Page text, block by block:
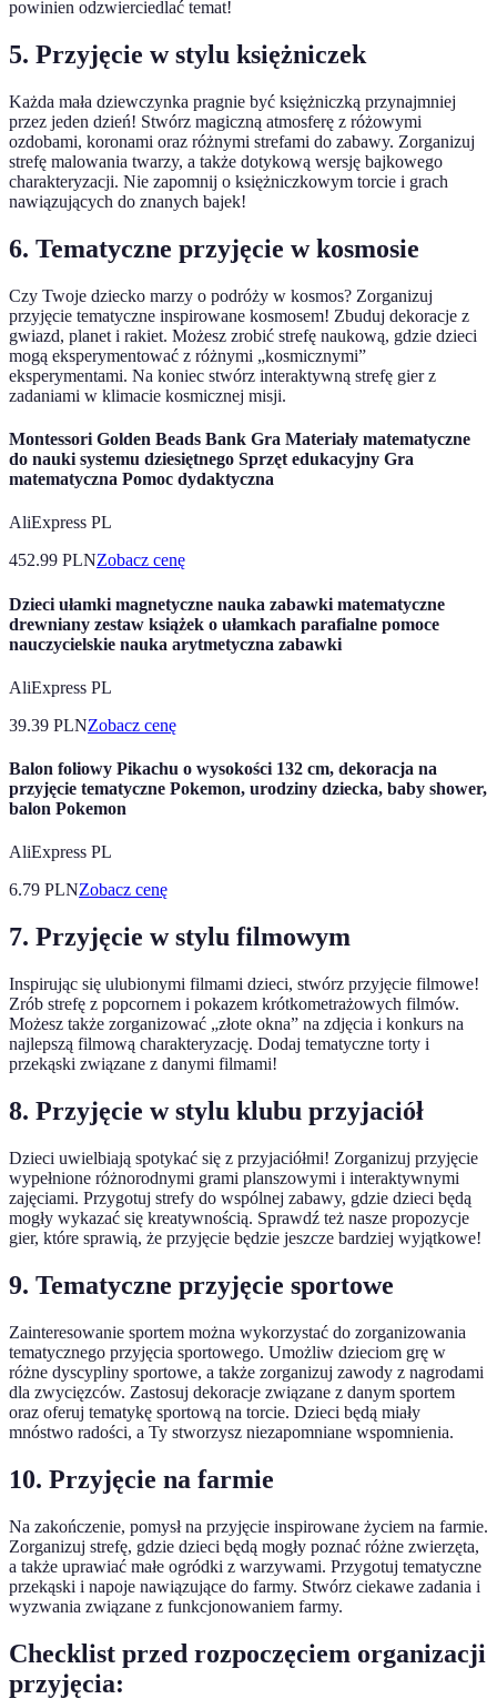
powinien odzwierciedlać temat!
5. Przyjęcie w stylu księżniczek
Każda mała dziewczynka pragnie być księżniczką przynajmniej
przez jeden dzień! Stwórz magiczną atmosferę z różowymi
ozdobami, koronami oraz różnymi strefami do zabawy. Zorganizuj
strefę malowania twarzy, a także dotykową wersję bajkowego
charakteryzacji. Nie zapomnij o księżniczkowym torcie i grach
nawiązujących do znanych bajek!
6. Tematyczne przyjęcie w kosmosie
Czy Twoje dziecko marzy o podróży w kosmos? Zorganizuj
przyjęcie tematyczne inspirowane kosmosem! Zbuduj dekoracje z
gwiazd, planet i rakiet. Możesz zrobić strefę naukową, gdzie dzieci
mogą eksperymentować z różnymi „kosmicznymi”
eksperymentami. Na koniec stwórz interaktywną strefę gier z
zadaniami w klimacie kosmicznej misji.
Montessori Golden Beads Bank Gra Materiały matematyczne
do nauki systemu dziesiętnego Sprzęt edukacyjny Gra
matematyczna Pomoc dydaktyczna
AliExpress PL
452.99 PLNZobacz cenę
Dzieci ułamki magnetyczne nauka zabawki matematyczne
drewniany zestaw książek o ułamkach parafialne pomoce
nauczycielskie nauka arytmetyczna zabawki
AliExpress PL
39.39 PLNZobacz cenę
Balon foliowy Pikachu o wysokości 132 cm, dekoracja na
przyjęcie tematyczne Pokemon, urodziny dziecka, baby shower,
balon Pokemon
AliExpress PL
6.79 PLNZobacz cenę
7. Przyjęcie w stylu filmowym
Inspirując się ulubionymi filmami dzieci, stwórz przyjęcie filmowe!
Zrób strefę z popcornem i pokazem krótkometrażowych filmów.
Możesz także zorganizować „złote okna” na zdjęcia i konkurs na
najlepszą filmową charakteryzację. Dodaj tematyczne torty i
przekąski związane z danymi filmami!
8. Przyjęcie w stylu klubu przyjaciół
Dzieci uwielbiają spotykać się z przyjaciółmi! Zorganizuj przyjęcie
wypełnione różnorodnymi grami planszowymi i interaktywnymi
zajęciami. Przygotuj strefy do wspólnej zabawy, gdzie dzieci będą
mogły wykazać się kreatywnością. Sprawdź też nasze propozycje
gier, które sprawią, że przyjęcie będzie jeszcze bardziej wyjątkowe!
9. Tematyczne przyjęcie sportowe
Zainteresowanie sportem można wykorzystać do zorganizowania
tematycznego przyjęcia sportowego. Umożliw dzieciom grę w
różne dyscypliny sportowe, a także zorganizuj zawody z nagrodami
dla zwycięzców. Zastosuj dekoracje związane z danym sportem
oraz oferuj tematykę sportową na torcie. Dzieci będą miały
mnóstwo radości, a Ty stworzysz niezapomniane wspomnienia.
10. Przyjęcie na farmie
Na zakończenie, pomysł na przyjęcie inspirowane życiem na farmie.
Zorganizuj strefę, gdzie dzieci będą mogły poznać różne zwierzęta,
a także uprawiać małe ogródki z warzywami. Przygotuj tematyczne
przekąski i napoje nawiązujące do farmy. Stwórz ciekawe zadania i
wyzwania związane z funkcjonowaniem farmy.
Checklist przed rozpoczęciem organizacji
przyjęcia: